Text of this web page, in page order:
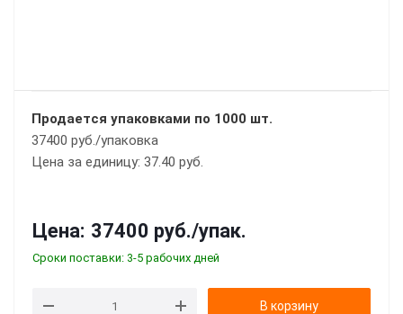
Продается упаковками по 1000 шт.
37400 руб./упаковка
Цена за единицу: 37.40 руб.
Цена: 37400 руб./упак.
Сроки поставки: 3-5 рабочих дней
В корзину